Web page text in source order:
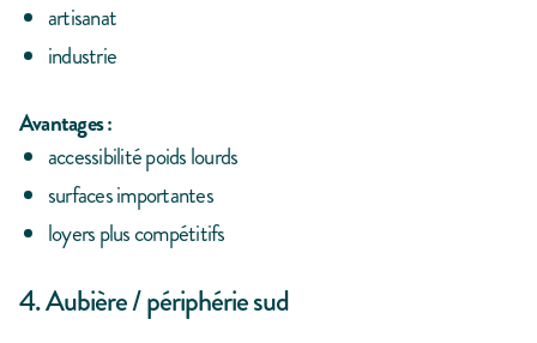
artisanat
industrie
Avantages :
accessibilité poids lourds
surfaces importantes
loyers plus compétitifs
4. Aubière / périphérie sud